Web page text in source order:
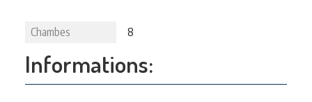
Chambes 8
Informations: